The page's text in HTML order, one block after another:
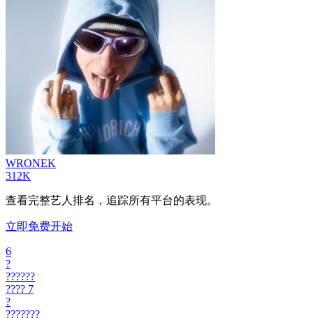
WRONEK
312K
查看完整艺人排名，追踪所有平台的表现。
立即免费开始
6
?
??????
???? 7
?
???????